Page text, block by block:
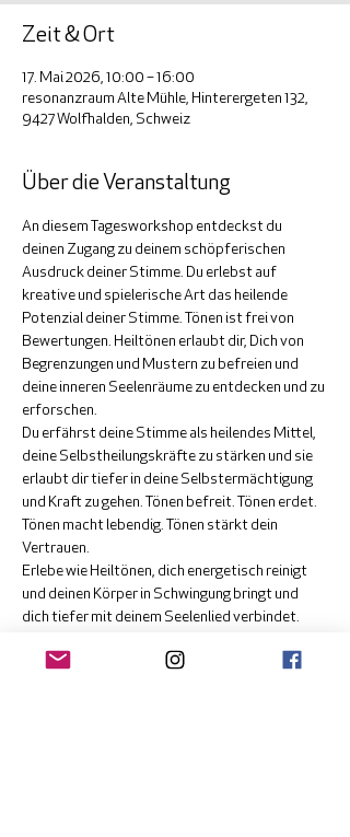
Zeit & Ort
17. Mai 2026, 10:00 – 16:00
resonanzraum Alte Mühle, Hinterergeten 132,
9427 Wolfhalden, Schweiz
Über die Veranstaltung
An diesem Tagesworkshop entdeckst du
deinen Zugang zu deinem schöpferischen
Ausdruck deiner Stimme. Du erlebst auf
kreative und spielerische Art das heilende
Potenzial deiner Stimme. Tönen ist frei von
Bewertungen. Heiltönen erlaubt dir, Dich von
Begrenzungen und Mustern zu befreien und
deine inneren Seelenräume zu entdecken und zu
erforschen.
Du erfährst deine Stimme als heilendes Mittel,
deine Selbstheilungskräfte zu stärken und sie
erlaubt dir tiefer in deine Selbstermächtigung
und Kraft zu gehen. Tönen befreit. Tönen erdet.
Tönen macht lebendig. Tönen stärkt dein
Vertrauen.
Erlebe wie Heiltönen, dich energetisch reinigt
und deinen Körper in Schwingung bringt und
dich tiefer mit deinem Seelenlied verbindet.
Bist Du neugierig, was für Töne und Klänge durch